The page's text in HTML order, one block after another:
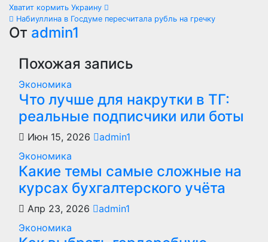
Навигация
по
записям
Хватит кормить Украину
Набиуллина в Госдуме пересчитала рубль на гречку
От admin1
Похожая запись
Экономика
Что лучше для накрутки в ТГ:
реальные подписчики или боты
Июн 15, 2026
admin1
Экономика
Какие темы самые сложные на
курсах бухгалтерского учёта
Апр 23, 2026
admin1
Экономика